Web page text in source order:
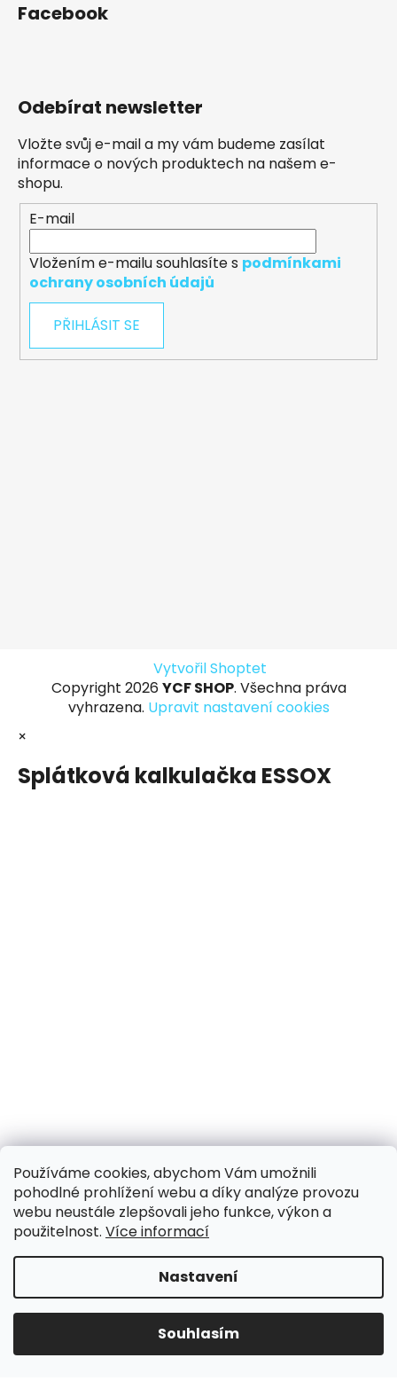
Používáme cookies, abychom Vám umožnili
pohodlné prohlížení webu a díky analýze provozu
webu neustále zlepšovali jeho funkce, výkon a
použitelnost. Více informací
Nastavení
Souhlasím
31.7.-8.8. DOVOLENÁ, objednávky a dotazy vyřídíme
po dovolené. Během dovolené nevyřizujeme
Facebook
Odebírat newsletter
Vložte svůj e-mail a my vám budeme zasílat
informace o nových produktech na našem e-
shopu.
E-mail
Vložením e-mailu souhlasíte s podmínkami
ochrany osobních údajů
PŘIHLÁSIT SE
Vytvořil Shoptet
Copyright 2026 YCF SHOP. Všechna práva
vyhrazena. Upravit nastavení cookies
×
Splátková kalkulačka ESSOX